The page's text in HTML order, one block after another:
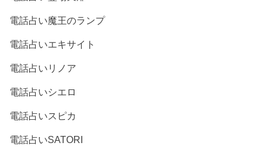
電話占い魔王のランプ
電話占いエキサイト
電話占いリノア
電話占いシエロ
電話占いスピカ
電話占いSATORI